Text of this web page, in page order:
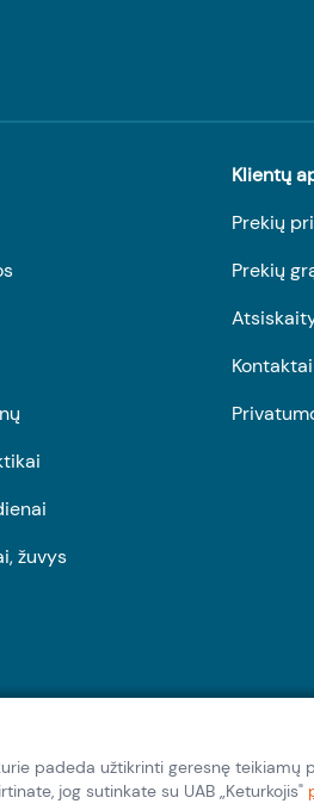
padeda užtikrinti geresnę teikiamų
jog sutinkate su UAB „Keturkojis"
žuvys
Klientų
Prekių
Prekių
Kontaktai